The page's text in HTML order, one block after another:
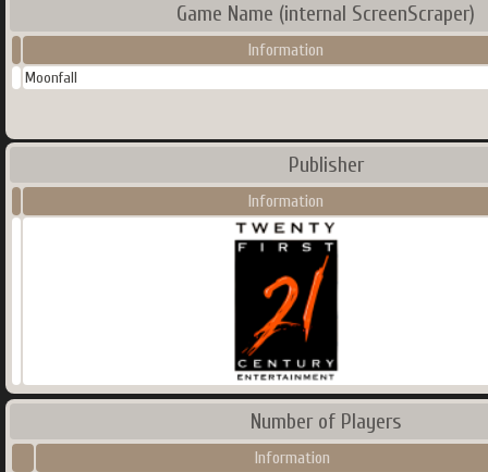
Game Name (internal ScreenScraper)
Information
Moonfall
Publisher
Information
Number of Players
Information